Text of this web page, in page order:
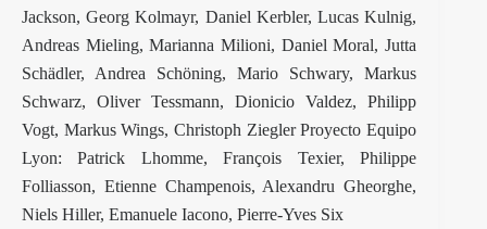
Jackson, Georg Kolmayr, Daniel Kerbler, Lucas Kulnig,
Andreas Mieling, Marianna Milioni, Daniel Moral, Jutta
Schädler, Andrea Schöning, Mario Schwary, Markus
Schwarz, Oliver Tessmann, Dionicio Valdez, Philipp
Vogt, Markus Wings, Christoph Ziegler Proyecto Equipo
Lyon: Patrick Lhomme, François Texier, Philippe
Folliasson, Etienne Champenois, Alexandru Gheorghe,
Niels Hiller, Emanuele Iacono, Pierre-Yves Six